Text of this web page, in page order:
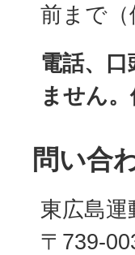
前まで
電話、
ません
問い合
東広島運
〒739-